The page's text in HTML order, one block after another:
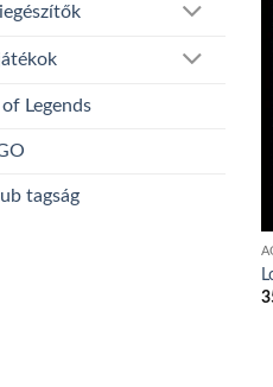
of Legends
tagság